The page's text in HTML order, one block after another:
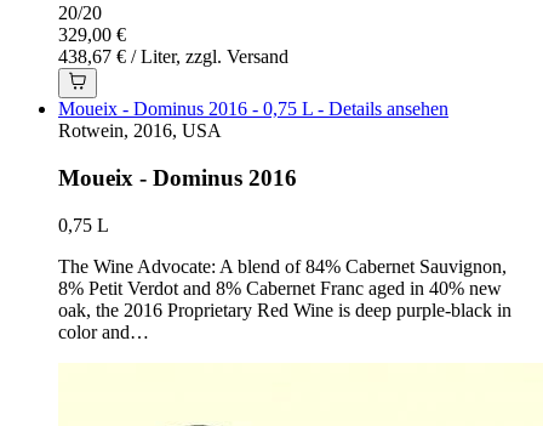
20/20
329,00 €
438,67 € / Liter, zzgl. Versand
Moueix - Dominus 2016 - 0,75 L - Details ansehen
Rotwein, 2016, USA
Moueix - Dominus 2016
0,75 L
The Wine Advocate: A blend of 84% Cabernet Sauvignon,
8% Petit Verdot and 8% Cabernet Franc aged in 40% new
oak, the 2016 Proprietary Red Wine is deep purple-black in
color and…